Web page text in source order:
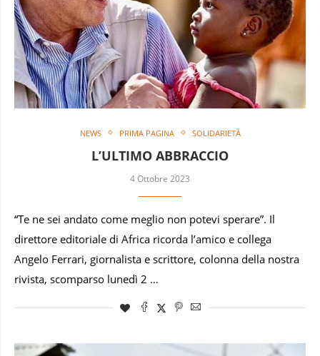
NEWS PRIMA PAGINA SOLIDARIETÀ
L’ULTIMO ABBRACCIO
4 Ottobre 2023
“Te ne sei andato come meglio non potevi sperare”. Il
direttore editoriale di Africa ricorda l’amico e collega
Angelo Ferrari, giornalista e scrittore, colonna della nostra
rivista, scomparso lunedì 2 …